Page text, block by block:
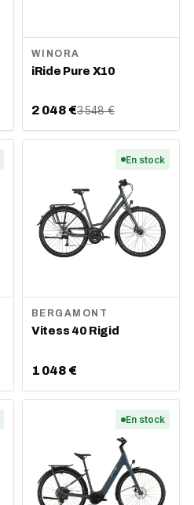
WINORA
iRide Pure X10
2 048 €3 548 €
En stock
BERGAMONT
Vitess 40 Rigid
1 048 €
En stock